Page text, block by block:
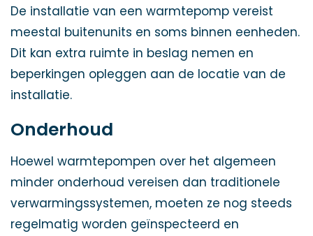
De installatie van een warmtepomp vereist
meestal buitenunits en soms binnen eenheden.
Dit kan extra ruimte in beslag nemen en
beperkingen opleggen aan de locatie van de
installatie.
Onderhoud
Hoewel warmtepompen over het algemeen
minder onderhoud vereisen dan traditionele
verwarmingssystemen, moeten ze nog steeds
regelmatig worden geïnspecteerd en